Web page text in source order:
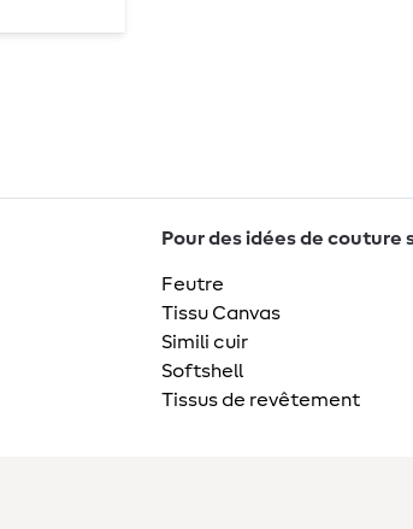
Pour des idées de couture
Feutre
Tissu Canvas
Simili cuir
Softshell
Tissus de revêtement